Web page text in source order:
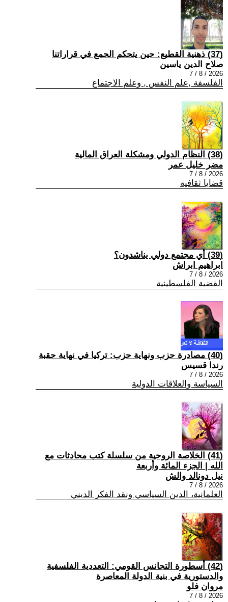
(37) ذهنية القطيع: حين يتحكم الجمع في قراراتنا
صلاح الدين ياسين
2026 / 8 / 7
الفلسفة ,علم النفس , وعلم الاجتماع
(38) النظام الدولي ومشكلة العراق المالية
مضر خليل عمر
2026 / 8 / 7
قضايا ثقافية
(39) أي مجتمع دولي يناشدون؟
ابراهيم ابراش
2026 / 8 / 7
القضية الفلسطينية
(40) مصادرة حزب ونهاية حزب: تركيا في نهاية حقبة
رندا قسيس
2026 / 8 / 7
السياسة والعلاقات الدولية
(41) الخلاصة الروحية من سلسلة كتب محادثات مع
الله | الجزء المائة وأربعة
نيل دونالد والش
2026 / 8 / 7
العلمانية، الدين السياسي ونقد الفكر الديني
(42) أسطورة التجانس القومي: التعددية الفلسفية
والدستورية في بنية الدولة المعاصرة
مروان فلو
2026 / 8 / 7